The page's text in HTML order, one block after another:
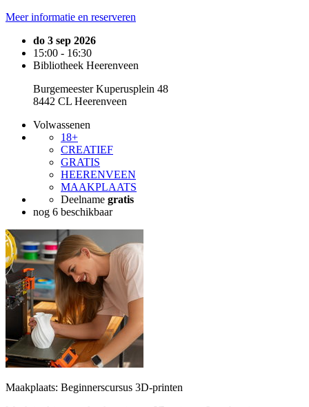
Meer informatie en reserveren
do 3 sep 2026
15:00 - 16:30
Bibliotheek Heerenveen
Burgemeester Kuperusplein 48
8442 CL Heerenveen
Volwassenen
18+
CREATIEF
GRATIS
HEERENVEEN
MAAKPLAATS
Deelname gratis
nog 6 beschikbaar
Maakplaats: Beginnerscursus 3D-printen